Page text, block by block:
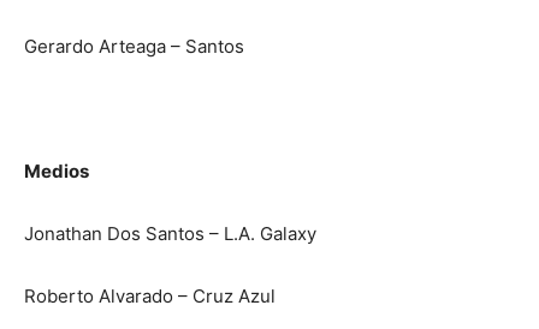
Gerardo Arteaga – Santos
Medios
Jonathan Dos Santos – L.A. Galaxy
Roberto Alvarado – Cruz Azul